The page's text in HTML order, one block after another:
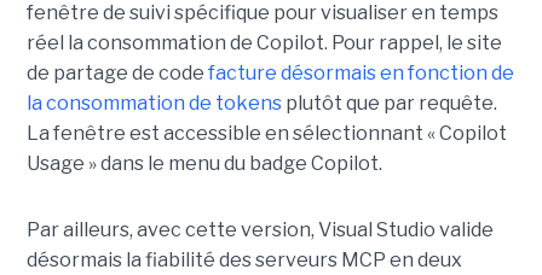
fenêtre de suivi spécifique pour visualiser en temps
réel la consommation de Copilot. Pour rappel, le site
de partage de code facture désormais en fonction de
la consommation de tokens plutôt que par requête.
La fenêtre est accessible en sélectionnant « Copilot
Usage » dans le menu du badge Copilot.
Par ailleurs, avec cette version, Visual Studio valide
désormais la fiabilité des serveurs MCP en deux